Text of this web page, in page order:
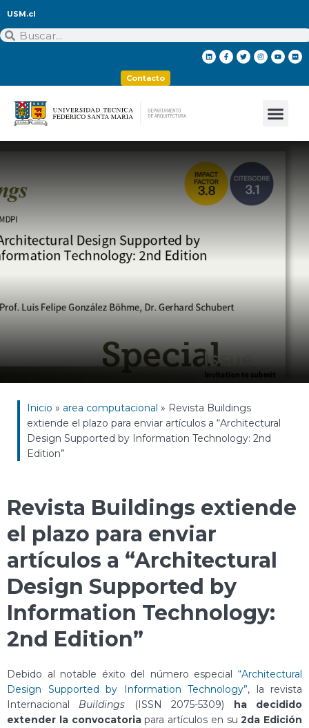
USM.cl
Contacto
Inicio » area computacional » Revista Buildings
extiende el plazo para enviar artículos a “Architectural
Design Supported by Information Technology: 2nd
Edition”
Revista Buildings extiende
el plazo para enviar
artículos a “Architectural
Design Supported by
Information Technology:
2nd Edition”
Debido al notable éxito del número especial “Architectural
Design Supported by Information Technology”, la revista
Internacional Buildings (ISSN 2075-5309)
ha decidido
extender la convocatoriapara artículos en su2da Edición